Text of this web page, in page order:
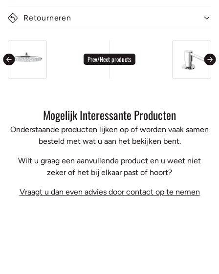
Retourneren
Prev/Next products
Mogelijk Interessante Producten
Onderstaande producten lijken op of worden vaak samen
besteld met wat u aan het bekijken bent.
Wilt u graag een aanvullende product en u weet niet
zeker of het bij elkaar past of hoort?
Vraagt u dan even advies door contact op te nemen